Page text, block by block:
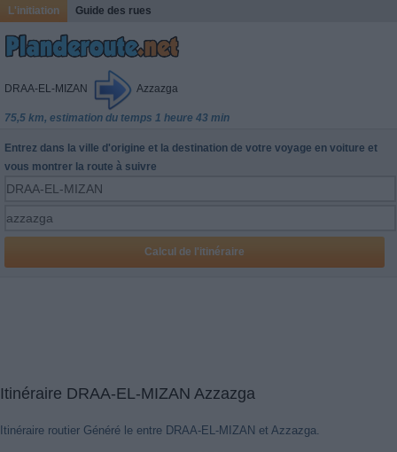
L'initiation Guide des rues
DRAA-EL-MIZAN Azzazga
75,5 km, estimation du temps 1 heure 43 min
Entrez dans la ville d'origine et la destination de votre voyage en voiture et
vous montrer la route à suivre
Itinéraire DRAA-EL-MIZAN Azzazga
Itinéraire routier Généré le entre DRAA-EL-MIZAN et Azzazga.